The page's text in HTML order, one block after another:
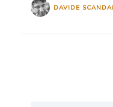
DAVIDE